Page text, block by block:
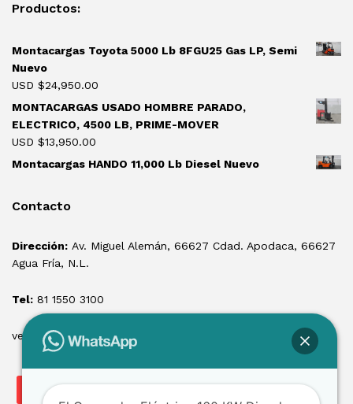
Productos:
Montacargas Toyota 5000 Lb 8FGU25 Gas LP, Semi
Nuevo
USD $24,950.00
MONTACARGAS USADO HOMBRE PARADO,
ELECTRICO, 4500 LB, PRIME-MOVER
USD $13,950.00
Montacargas HANDO 11,000 Lb Diesel Nuevo
Contacto
Dirección: Av. Miguel Alemán, 66627 Cdad. Apodaca, 66627
Agua Fría, N.L.
Tel: 81 1550 3100
ventas@losmontacargas.mx